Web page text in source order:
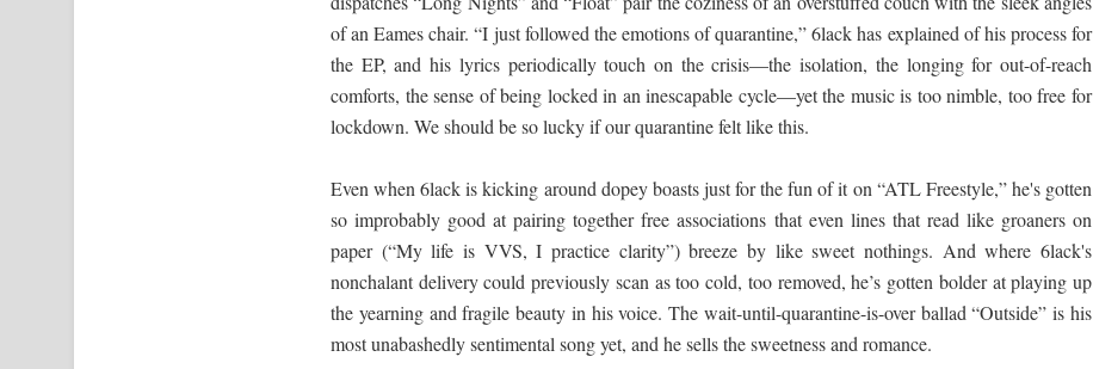
of an Eames chair. “I just followed the emotions of quarantine,” 6lack has explained of his process for
the EP, and his lyrics periodically touch on the crisis—the isolation, the longing for out-of-reach
comforts, the sense of being locked in an inescapable cycle—yet the music is too nimble, too free for
lockdown. We should be so lucky if our quarantine felt like this.
Even when 6lack is kicking around dopey boasts just for the fun of it on “ATL Freestyle,” he's gotten
so improbably good at pairing together free associations that even lines that read like groaners on
paper (“My life is VVS, I practice clarity”) breeze by like sweet nothings. And where 6lack's
nonchalant delivery could previously scan as too cold, too removed, he’s gotten bolder at playing up
the yearning and fragile beauty in his voice. The wait-until-quarantine-is-over ballad “Outside” is his
most unabashedly sentimental song yet, and he sells the sweetness and romance.